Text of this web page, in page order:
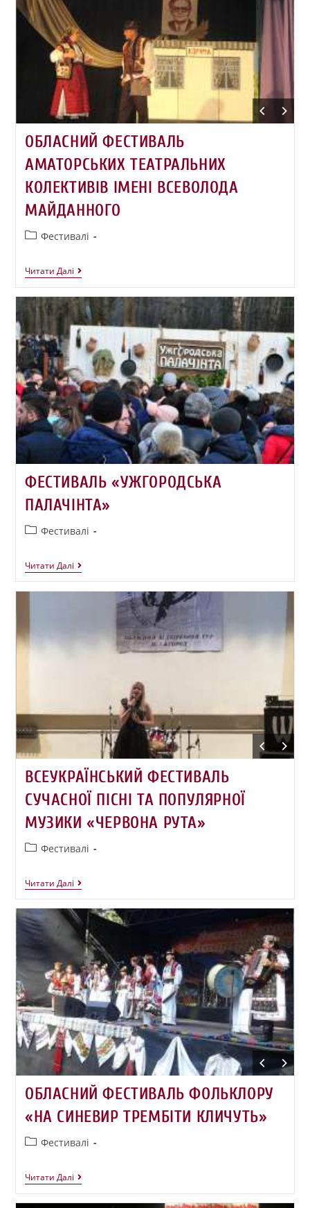
ОБЛАСНИЙ ФЕСТИВАЛЬ
АМАТОРСЬКИХ ТЕАТРАЛЬНИХ
КОЛЕКТИВІВ ІМЕНІ ВСЕВОЛОДА
МАЙДАННОГО
Фестивалі
Читати Далі
ФЕСТИВАЛЬ «УЖГОРОДСЬКА
ПАЛАЧІНТА»
Фестивалі
Читати Далі
ВСЕУКРАЇНСЬКИЙ ФЕСТИВАЛЬ
СУЧАСНОЇ ПІСНІ ТА ПОПУЛЯРНОЇ
МУЗИКИ «ЧЕРВОНА РУТА»
Фестивалі
Читати Далі
ОБЛАСНИЙ ФЕСТИВАЛЬ ФОЛЬКЛОРУ
«НА СИНЕВИР ТРЕМБІТИ КЛИЧУТЬ»
Фестивалі
Читати Далі